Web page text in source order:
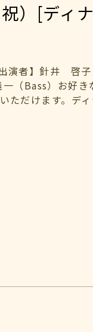
）[ディ
演者】針井 啓
（Bass）お好き
ただけます。デ